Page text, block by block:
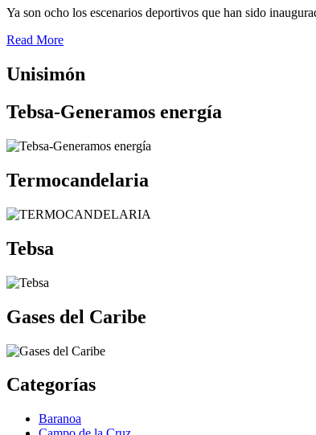
Ya son ocho los escenarios deportivos que han sido
Read More
Unisimón
Tebsa-Generamos energía
Termocandelaria
Tebsa
Gases del Caribe
Categorías
Baranoa